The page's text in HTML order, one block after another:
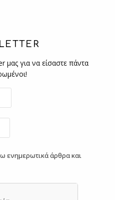
μας για να είσαστε πάντα
άρθρα και